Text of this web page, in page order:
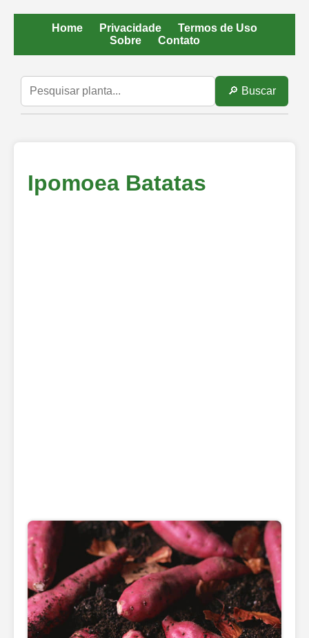
Home Privacidade
Termos de Uso
Sobre
Contato
🔎 Buscar
Ipomoea Batatas